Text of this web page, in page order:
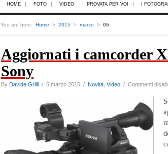
HOME FOTO VIDEO PROVATA PER VOI I
You are here: Home > 2015 > marzo > 05
Aggiornati i camcorder
Sony
By Davide Grilli / 5 marzo 2015 / Novità Video / Commenti